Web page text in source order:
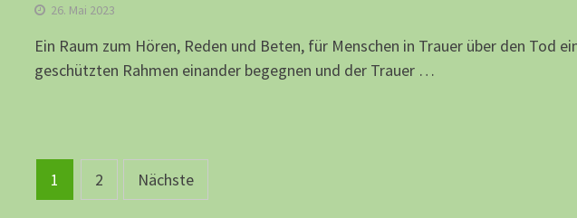
26. Mai 2023
Ein Raum zum Hören, Reden und Beten, für Menschen in Trauer über den Tod
geschützten Rahmen einander begegnen und der Trauer …
Beitragsnavigation
1 2 Nächste